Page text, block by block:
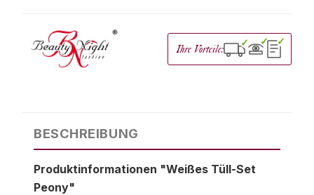
Ihre Vorteile: ✓ ✓ ✓
BESCHREIBUNG
Produktinformationen "Weißes Tüll-Set
Peony"